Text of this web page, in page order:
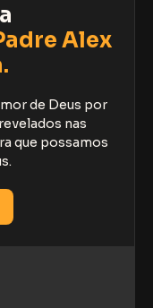
Alex
de Deus por
nas
que possamos